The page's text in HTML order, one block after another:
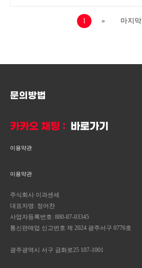
1 » 마지막
문의방법
카카오 채팅 : 바로가기
이용약관
이용약관
주식회사 이과센세
대표자명: 정어찬
사업자등록번호: 880-87-03345
통신판매업 신고번호 제 2024 광주서구 0776호
광주광역시 서구 금화로25 107-1001